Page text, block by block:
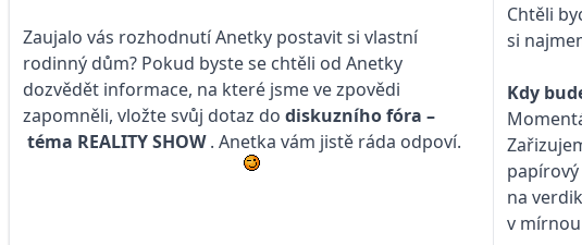
Zaujalo vás rozhodnutí Anetky postavit si vlastní
rodinný dům? Pokud byste se chtěli od Anetky
dozvědět informace, na které jsme ve zpovědi
zapomněli, vložte svůj dotaz do diskuzního fóra –
téma REALITY SHOW. Anetka vám jistě ráda odpoví.
Chtěli
si
Kdy
na
v